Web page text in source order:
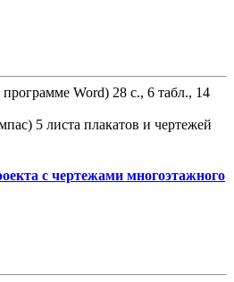
Word) 28 с., 6 табл., 14
5 листа плакатов и чертежей
с чертежами многоэтажного